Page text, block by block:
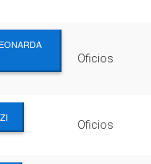
Oficios
Oficios